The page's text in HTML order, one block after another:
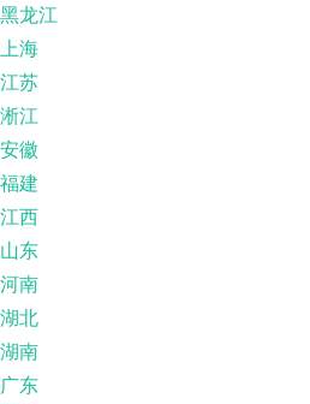
黑龙江
上海
江苏
淅江
安徽
福建
江西
山东
河南
湖北
湖南
广东